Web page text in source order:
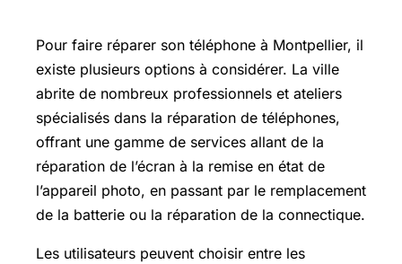
Pour faire réparer son téléphone à Montpellier, il
existe plusieurs options à considérer. La ville
abrite de nombreux professionnels et ateliers
spécialisés dans la réparation de téléphones,
offrant une gamme de services allant de la
réparation de l’écran à la remise en état de
l’appareil photo, en passant par le remplacement
de la batterie ou la réparation de la connectique.
Les utilisateurs peuvent choisir entre les